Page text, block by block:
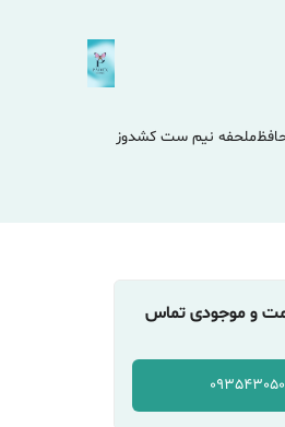
ملحفه نیم ست کشدوز
و موجودی تماس